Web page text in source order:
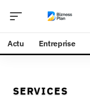
Actu Entreprise
SERVICES